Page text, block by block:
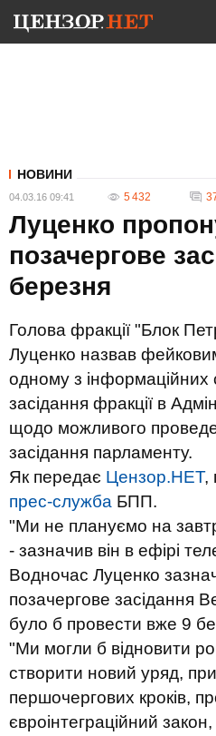
НОВИНИ
04.03.16 09:41 5 432
Луценко
позачергове
березня
Голова фракції "Блок
Луценко назвав
одному з інформаційних
засідання фракції в
щодо можливого
засідання парламенту.
Як передає Цензор.НЕТ,
прес-служба БПП.
"Ми не плануємо на
- зазначив він в ефірі
Водночас Луценко
позачергове засідання
було б провести вже 9
"Ми могли б відновити
створити новий уряд,
першочергових кроків,
євроінтеграційний закон,